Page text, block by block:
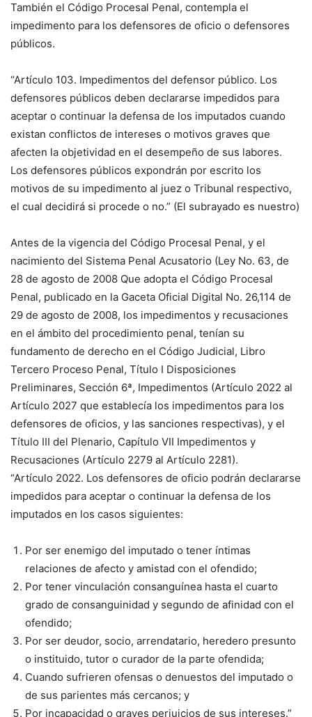
También el Código Procesal Penal, contempla el
impedimento para los defensores de oficio o defensores
públicos.
“Artículo 103. Impedimentos del defensor público. Los
defensores públicos deben declararse impedidos para
aceptar o continuar la defensa de los imputados cuando
existan conflictos de intereses o motivos graves que
afecten la objetividad en el desempeño de sus labores.
Los defensores públicos expondrán por escrito los
motivos de su impedimento al juez o Tribunal respectivo,
el cual decidirá si procede o no.” (El subrayado es nuestro)
Antes de la vigencia del Código Procesal Penal, y el
nacimiento del Sistema Penal Acusatorio (Ley No. 63, de
28 de agosto de 2008 Que adopta el Código Procesal
Penal, publicado en la Gaceta Oficial Digital No. 26,114 de
29 de agosto de 2008, los impedimentos y recusaciones
en el ámbito del procedimiento penal, tenían su
fundamento de derecho en el Código Judicial, Libro
Tercero Proceso Penal, Título I Disposiciones
Preliminares, Sección 6ª, Impedimentos (Artículo 2022 al
Artículo 2027 que establecía los impedimentos para los
defensores de oficios, y las sanciones respectivas), y el
Título III del Plenario, Capítulo VII Impedimentos y
Recusaciones (Artículo 2279 al Artículo 2281).
“Artículo 2022. Los defensores de oficio podrán declararse
impedidos para aceptar o continuar la defensa de los
imputados en los casos siguientes:
Por ser enemigo del imputado o tener íntimas
relaciones de afecto y amistad con el ofendido;
Por tener vinculación consanguínea hasta el cuarto
grado de consanguinidad y segundo de afinidad con el
ofendido;
Por ser deudor, socio, arrendatario, heredero presunto
o instituido, tutor o curador de la parte ofendida;
Cuando sufrieren ofensas o denuestos del imputado o
de sus parientes más cercanos; y
Por incapacidad o graves perjuicios de sus intereses.”